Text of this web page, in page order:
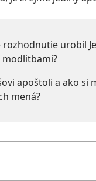
rozhodnutie urobil
apoštoli a ako si
mená?